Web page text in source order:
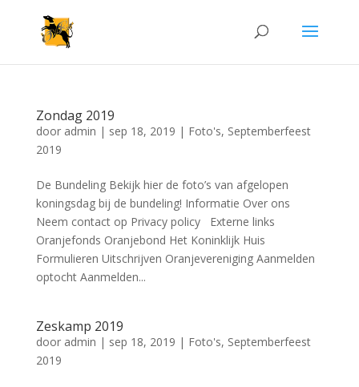
Zondag 2019
door admin | sep 18, 2019 | Foto's, Septemberfeest
2019
De Bundeling Bekijk hier de foto’s van afgelopen
koningsdag bij de bundeling! Informatie Over ons
Neem contact op Privacy policy Externe links
Oranjefonds Oranjebond Het Koninklijk Huis
Formulieren Uitschrijven Oranjevereniging Aanmelden
optocht Aanmelden...
Zeskamp 2019
door admin | sep 18, 2019 | Foto's, Septemberfeest
2019